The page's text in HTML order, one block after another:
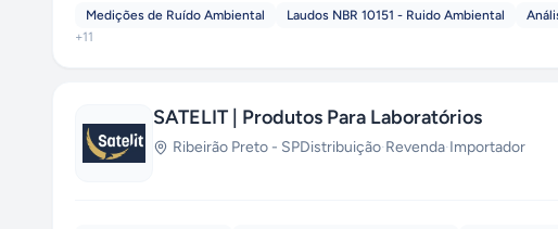
Medições de Ruído Ambiental Laudos NBR 10151 - Ruido Ambiental
+11
SATELIT | Produtos Para Laboratórios
Ribeirão Preto - SPDistribuição·Revenda·Importador